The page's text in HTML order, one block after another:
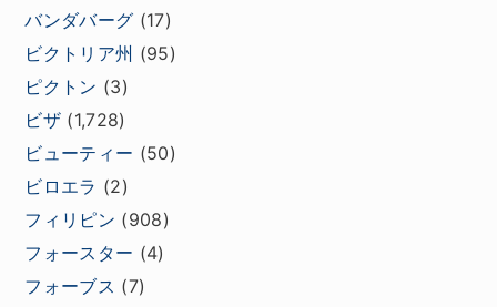
バンダバーグ (17)
ビクトリア州 (95)
ピクトン (3)
ビザ (1,728)
ビューティー (50)
ビロエラ (2)
フィリピン (908)
フォースター (4)
フォーブス (7)